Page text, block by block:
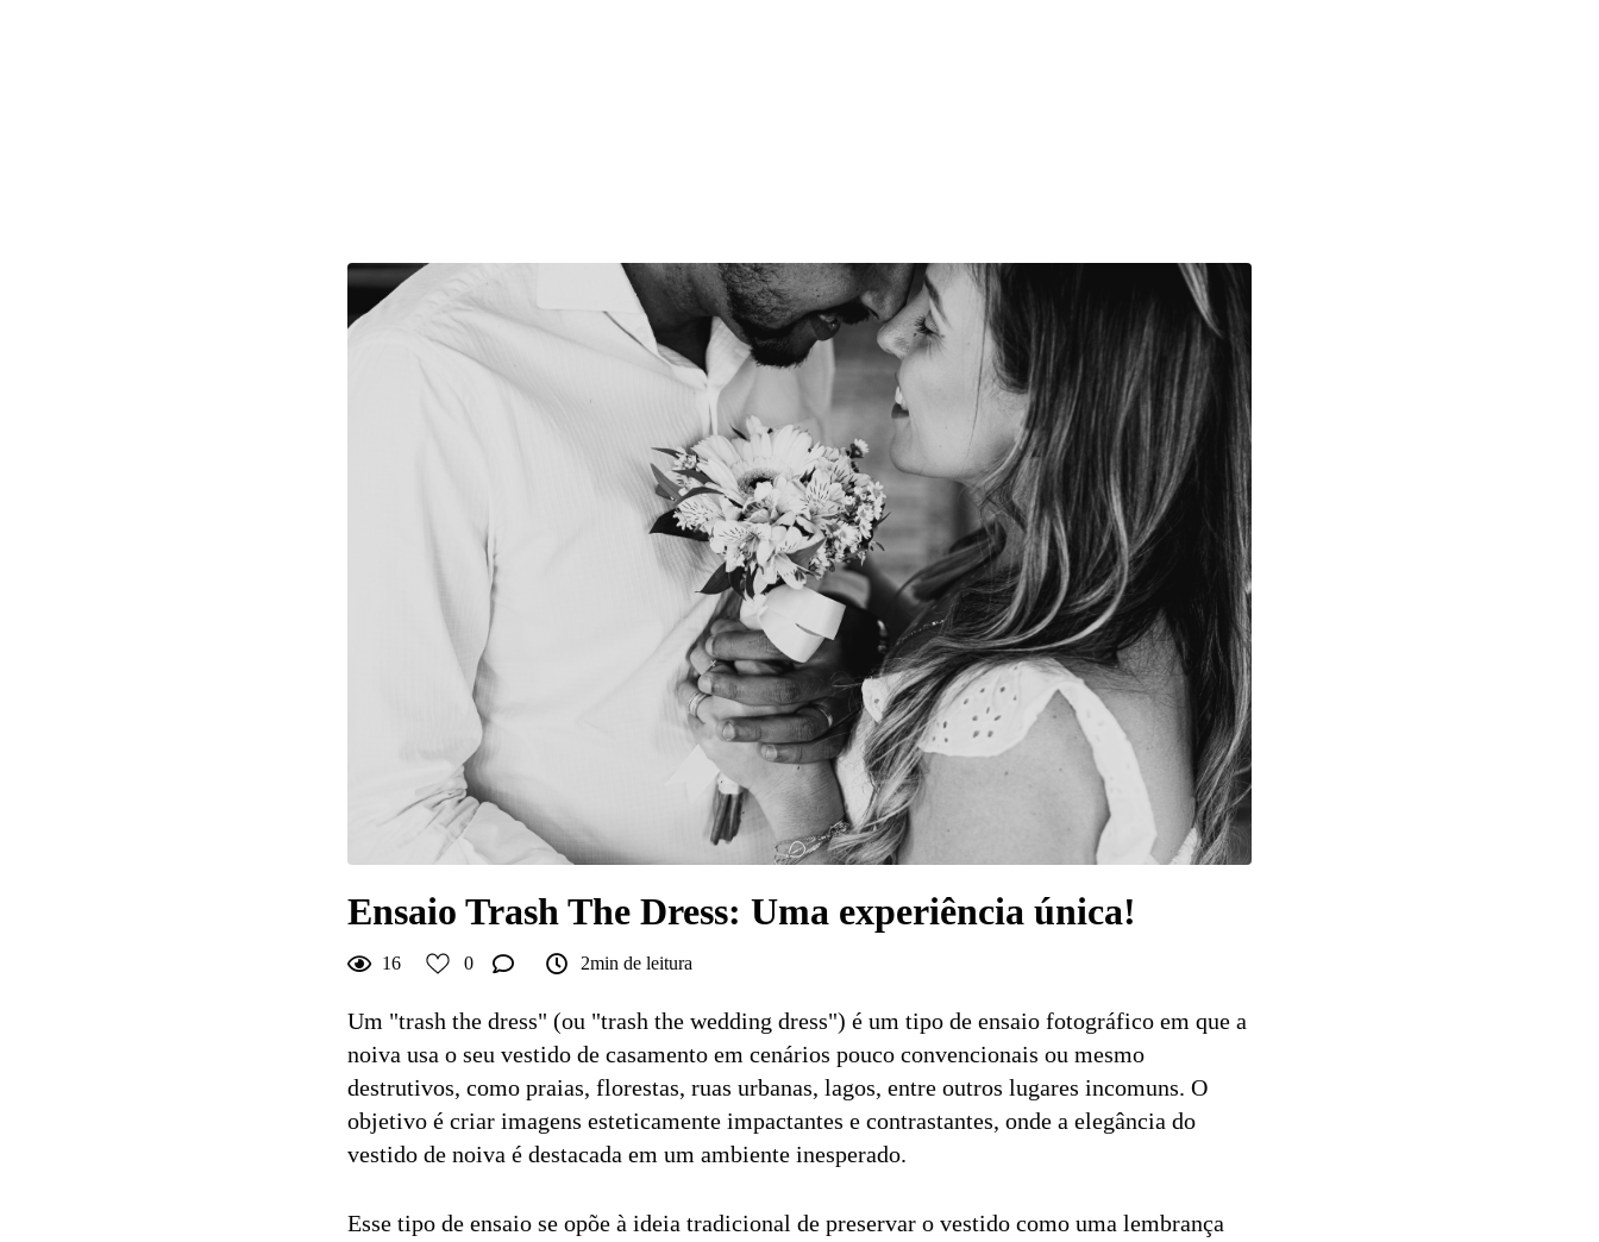
Ensaio Trash The Dress: Uma experiência única!
16 0 2min de leitura
Um "trash the dress" (ou "trash the wedding dress") é um tipo de ensaio fotográfico em que a
noiva usa o seu vestido de casamento em cenários pouco convencionais ou mesmo
destrutivos, como praias, florestas, ruas urbanas, lagos, entre outros lugares incomuns. O
objetivo é criar imagens esteticamente impactantes e contrastantes, onde a elegância do
vestido de noiva é destacada em um ambiente inesperado.
Esse tipo de ensaio se opõe à ideia tradicional de preservar o vestido como uma lembrança